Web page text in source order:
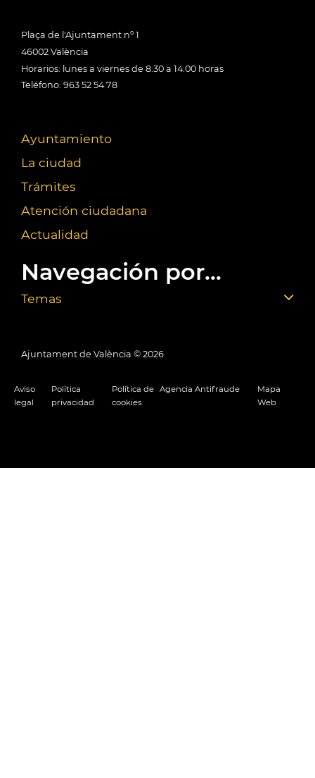
Plaça de l'Ajuntament nº 1
46002 València
Horarios: lunes a viernes de 8:30 a 14:00 horas
Teléfono: 963 52 54 78
Ayuntamiento
La ciudad
Trámites
Atención ciudadana
Actualidad
Navegación por...
Temas
Ajuntament de València © 2026
Aviso
legal
Política
privacidad
Política de
cookies
Agencia Antifraude
Mapa
Web